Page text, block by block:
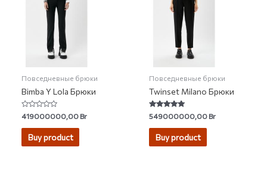
Повседневные брюки
Bimba Y Lola Брюки
Rated
0
out
419000000,00Br
Buy product
Повседневные брюки
Twinset Milano Брюки
Rated
5.00
out of 5
549000000,00Br
Buy product